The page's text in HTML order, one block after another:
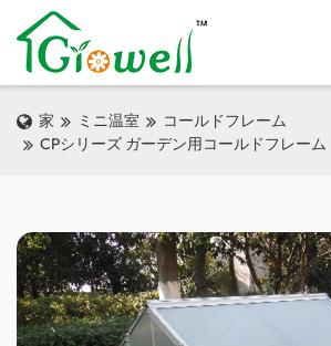
家 ミニ温室
コールドフレーム
CPシリーズ ガーデン用コールドフレーム